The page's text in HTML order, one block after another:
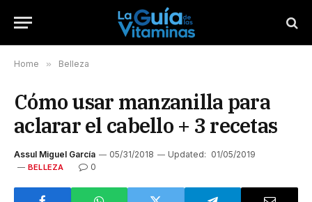
Home » Belleza
Cómo usar manzanilla para
aclarar el cabello + 3 recetas
Assul Miguel García 05/31/2018 Updated: 01/05/2019
BELLEZA 0